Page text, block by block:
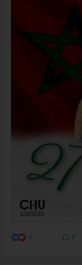
6 0